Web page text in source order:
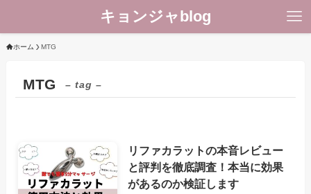
キョンジャblog
ホーム MTG
MTG – tag –
美容
リファカラットの本音レビュー
と評判を徹底調査！本当に効果
があるのか検証します